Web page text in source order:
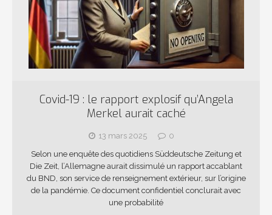
Covid-19 : le rapport explosif qu’Angela
Merkel aurait caché
13 mars 2025
0
Selon une enquête des quotidiens Süddeutsche Zeitung et
Die Zeit, l’Allemagne aurait dissimulé un rapport accablant
du BND, son service de renseignement extérieur, sur l’origine
de la pandémie. Ce document confidentiel conclurait avec
une probabilité